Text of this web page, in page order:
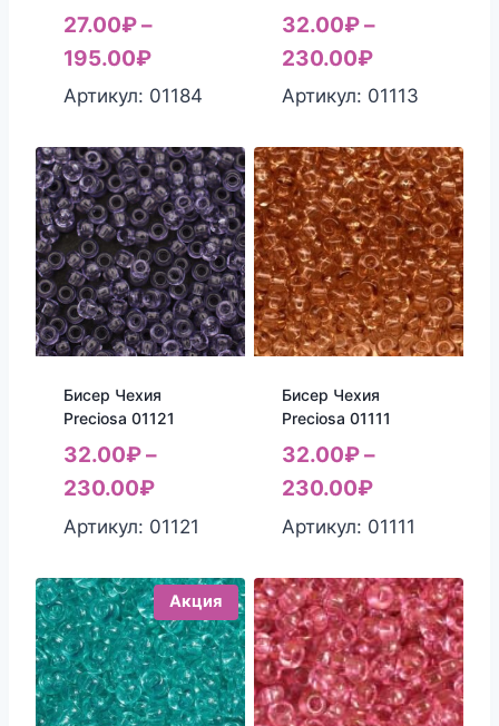
27.00₽–
195.00₽
Артикул: 01184
32.00₽–
230.00₽
Артикул: 01113
Бисер Чехия
Preciosa 01121
32.00₽–
230.00₽
Артикул: 01121
Бисер Чехия
Preciosa 01111
32.00₽–
230.00₽
Артикул: 01111
Акция